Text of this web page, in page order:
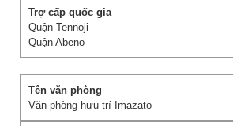
Quận Tennoji
Quận Abeno
Văn phòng hưu trí Imazato